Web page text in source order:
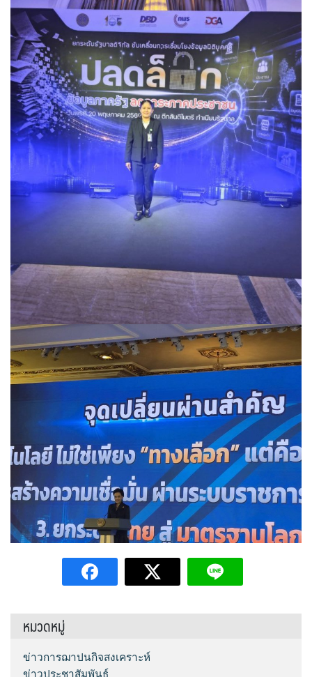
หมวดหมู่
ข่าวการฌาปนกิจสงเคราะห์
ข่าวประชาสัมพันธ์